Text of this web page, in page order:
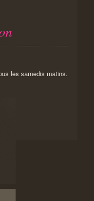
les samedis matins.